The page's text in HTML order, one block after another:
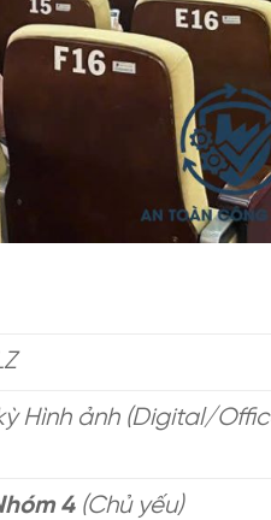
Hình ảnh (Digital/
4(Chủ yếu)